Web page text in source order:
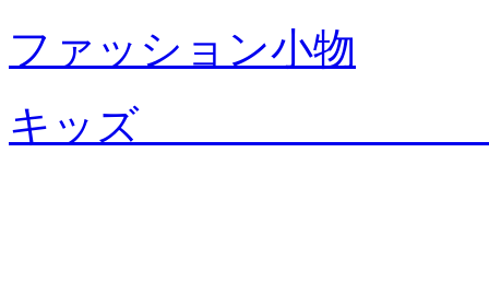
ファッション小物
キッ